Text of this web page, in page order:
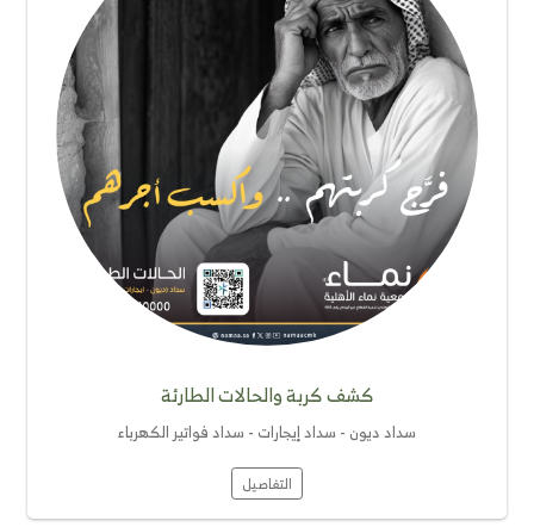
الإطعام
تأمين الإطعام للأسر المحتاجة والأرامل والأيتام
التفاصيل